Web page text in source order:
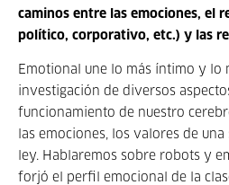
caminos entre las emociones, el
político, corporativo, etc.) y las
Emotional une lo más íntimo y lo
investigación de diversos
funcionamiento de nuestro
las emociones, los valores de
ley. Hablaremos sobre robots y
forjó el perfil emocional de la